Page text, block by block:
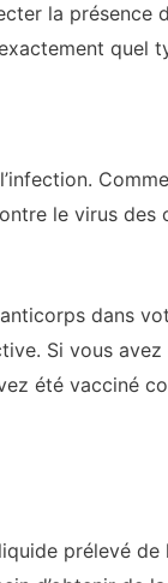
la présence
quel
le virus
dans
Si vous
été vacciné
prélevé